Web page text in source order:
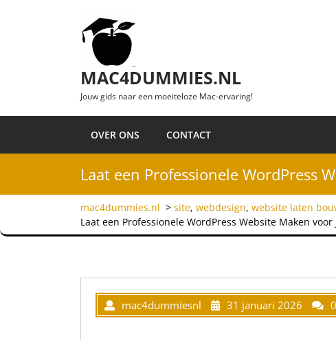
MAC4DUMMIES.NL
Jouw gids naar een moeiteloze Mac-ervaring!
OVER ONS CONTACT
Laat een Professionele WordPress
mac4dummies.nl > site, webdesign, website laten
Laat een Professionele WordPress Website Maken
mac4dummiesnl 31 januari 2026